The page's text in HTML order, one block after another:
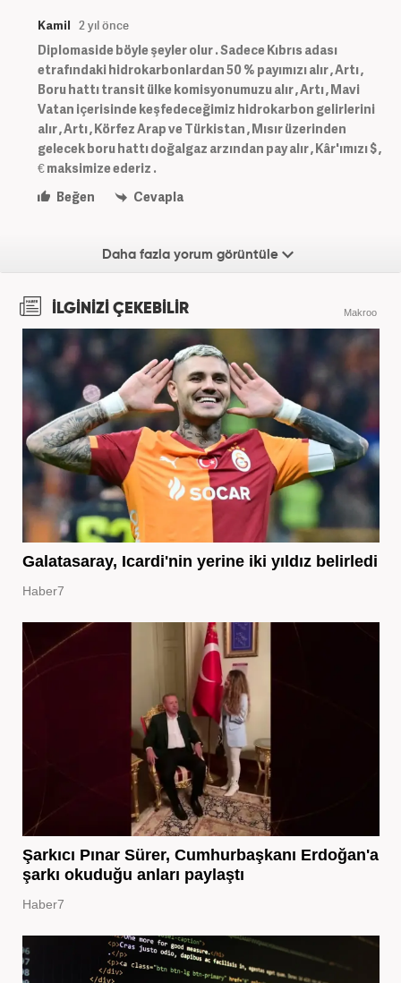
Kamil 2 yıl önce
Diplomaside böyle şeyler olur . Sadece Kıbrıs adası
etrafındaki hidrokarbonlardan 50 % payımızı alır , Artı ,
Boru hattı transit ülke komisyonumuzu alır , Artı , Mavi
Vatan içerisinde keşfedeceğimiz hidrokarbon gelirlerini
alır , Artı , Körfez Arap ve Türkistan , Mısır üzerinden
gelecek boru hattı doğalgaz arzından pay alır , Kâr'ımızı $ ,
€ maksimize ederiz .
Beğen
Cevapla
Daha fazla yorum görüntüle
İLGİNİZİ ÇEKEBİLİR Makroo
Galatasaray, Icardi'nin yerine iki yıldız belirledi
Haber7
Şarkıcı Pınar Sürer, Cumhurbaşkanı Erdoğan'a
şarkı okuduğu anları paylaştı
Haber7